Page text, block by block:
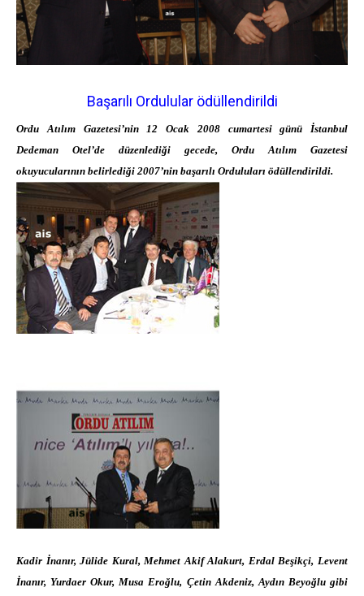
Başarılı Ordulular ödüllendirildi
Ordu Atılım Gazetesi’nin 12 Ocak 2008 cumartesi günü İstanbul
Dedeman Otel’de düzenlediği gecede, Ordu Atılım Gazetesi
okuyucularının belirlediği 2007’nin başarılı Orduluları ödüllendirildi.
Kadir İnanır, Jülide Kural, Mehmet Akif Alakurt, Erdal Beşikçi, Levent
İnanır, Yurdaer Okur, Musa Eroğlu, Çetin Akdeniz, Aydın Beyoğlu gibi